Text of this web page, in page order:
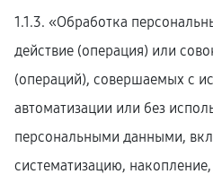
1.1.3. «Обработка
действие (операция) или
(операций), совершаемых с
автоматизации или без
персональными данными,
систематизацию,